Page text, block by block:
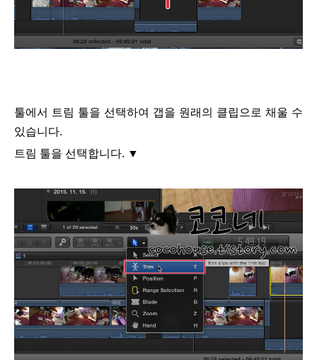
툴에서 트림 툴을 선택하여 갭을 원래의 클립으로 채울 수
있습니다.
트림 툴을 선택합니다. ▼